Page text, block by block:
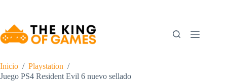
Inicio / Playstation /
Juego PS4 Resident Evil 6 nuevo sellado